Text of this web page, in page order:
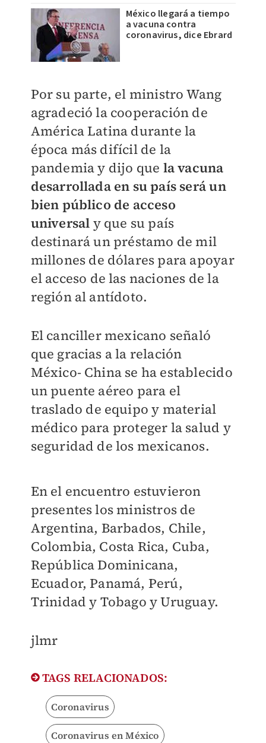
México llegará a tiempo
a vacuna contra
coronavirus, dice Ebrard
Por su parte, el ministro Wang
agradeció la cooperación de
América Latina durante la
época más difícil de la
pandemia y dijo que la vacuna
desarrollada en su país será un
bien público de acceso
universal y que su país
destinará un préstamo de mil
millones de dólares para apoyar
el acceso de las naciones de la
región al antídoto.
El canciller mexicano señaló
que gracias a la relación
México- China se ha establecido
un puente aéreo para el
traslado de equipo y material
médico para proteger la salud y
seguridad de los mexicanos.
En el encuentro estuvieron
presentes los ministros de
Argentina, Barbados, Chile,
Colombia, Costa Rica, Cuba,
República Dominicana,
Ecuador, Panamá, Perú,
Trinidad y Tobago y Uruguay.
jlmr
TAGS RELACIONADOS:
Coronavirus
Coronavirus en México